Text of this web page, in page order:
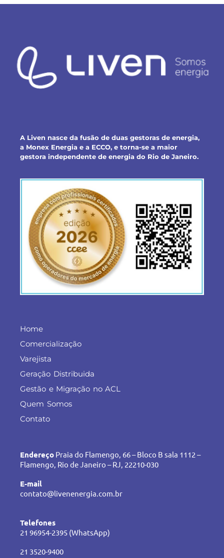
A Liven nasce da fusão de duas gestoras de energia,
a Monex Energia e a ECCO, e torna-se a maior
gestora independente de energia do Rio de Janeiro.
Home
Comercialização
Varejista
Geração Distribuida
Gestão e Migração no ACL
Quem Somos
Contato
Endereço Praia do Flamengo, 66 – Bloco B sala 1112 –
Flamengo, Rio de Janeiro – RJ, 22210-030
E-mail
contato@livenenergia.com.br
Telefones
21 96954-2395 (WhatsApp)
21 3520-9400